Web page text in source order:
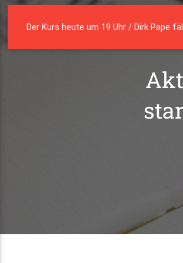
Der Kurs heute um 19 Uhr / Dirk Pape
Die Residenz